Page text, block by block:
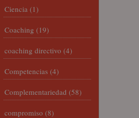
Ciencia (1)
Coaching (19)
coaching directivo (4)
Competencias (4)
Complementariedad (58)
compromiso (8)